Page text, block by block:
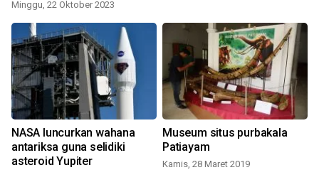
Minggu, 22 Oktober 2023
NASA luncurkan wahana
antariksa guna selidiki
asteroid Yupiter
Museum situs purbakala
Patiayam
Kamis, 28 Maret 2019